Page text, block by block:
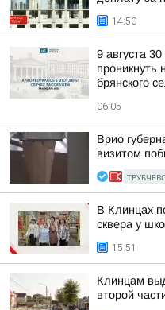
14:50
9 августа
проникнуть
брянского
06:05
Врио
визитом
В Клинцах
сквера у
15:51
Клинцам
второй